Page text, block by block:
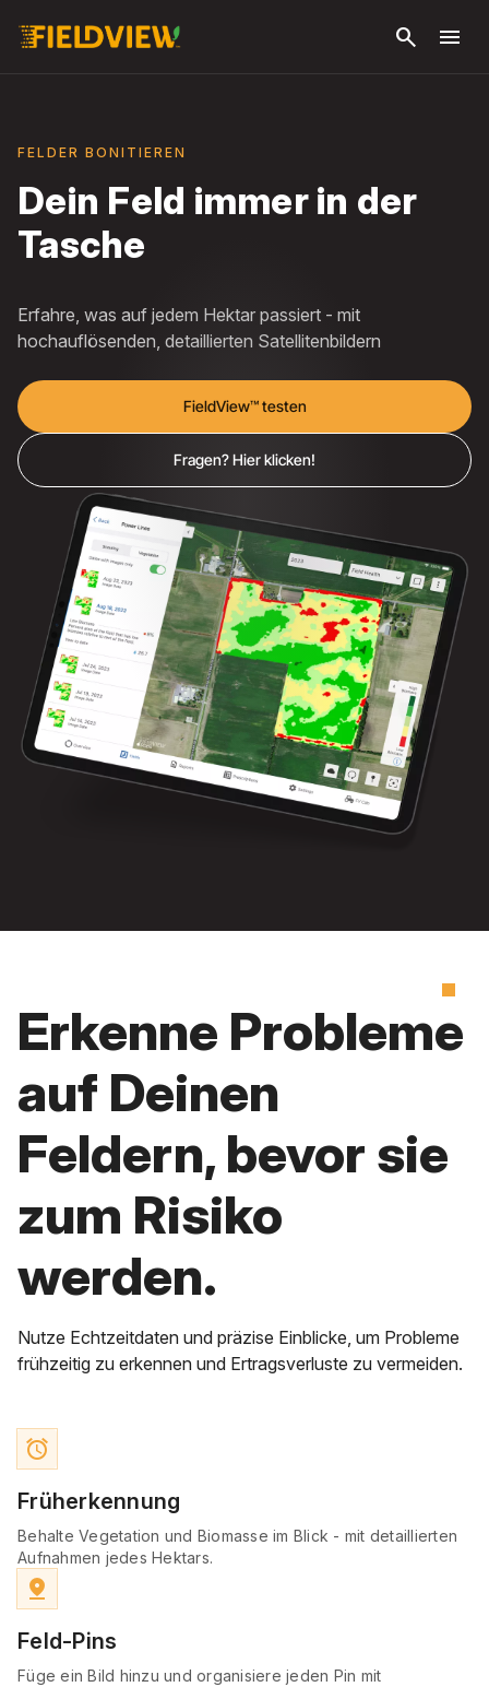
search menu
FELDER BONITIEREN
Dein Feld immer in der
Tasche
Erfahre, was auf jedem Hektar passiert - mit
hochauflösenden, detaillierten Satellitenbildern
FieldView™ testen
Fragen? Hier klicken!
Erkenne Probleme
auf Deinen
Feldern, bevor sie
zum Risiko
werden.
Nutze Echtzeitdaten und präzise Einblicke, um Probleme
frühzeitig zu erkennen und Ertragsverluste zu vermeiden.
access_alarm
Früherkennung
Behalte Vegetation und Biomasse im Blick - mit detaillierten
Aufnahmen jedes Hektars.
pin_drop
Feld-Pins
Füge ein Bild hinzu und organisiere jeden Pin mit